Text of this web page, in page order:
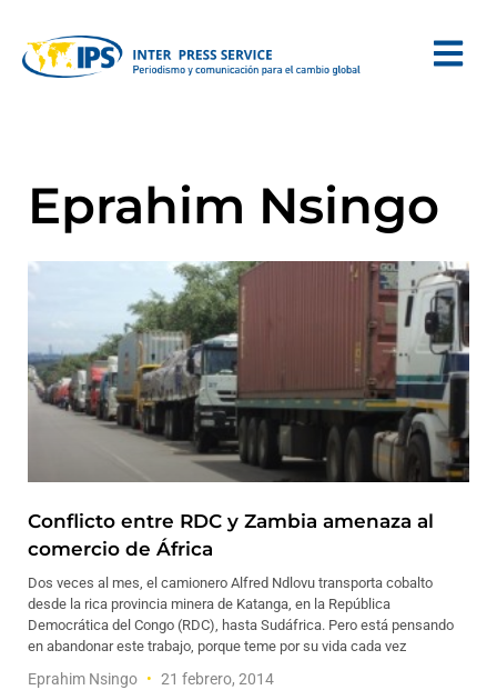
Eprahim Nsingo
Conflicto entre RDC y Zambia amenaza al
comercio de África
Dos veces al mes, el camionero Alfred Ndlovu transporta cobalto
desde la rica provincia minera de Katanga, en la República
Democrática del Congo (RDC), hasta Sudáfrica. Pero está pensando
en abandonar este trabajo, porque teme por su vida cada vez
Eprahim Nsingo 21 febrero, 2014